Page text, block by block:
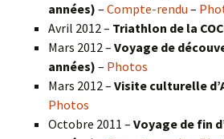
années) – Compte-rendu –
Avril 2012 – Triathlon de la
Mars 2012 – Voyage de
années) – Photos
Mars 2012 – Visite culturelle
Photos
Octobre 2011 – Voyage de fin